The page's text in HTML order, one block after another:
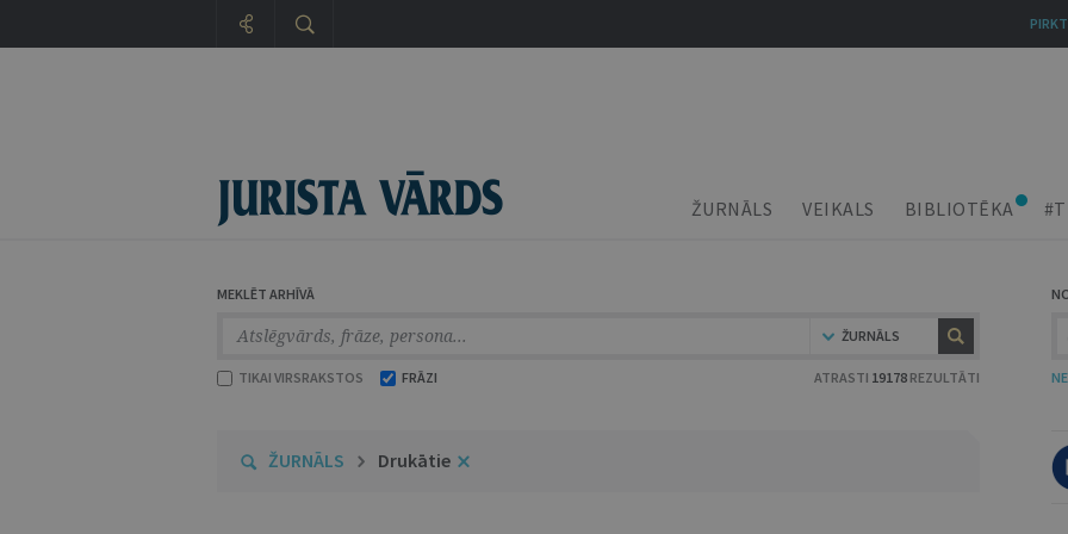
ŽURNĀLS VEIKALS BIBLIOTĒKA
MEKLĒT ARHĪVĀ
ŽURNĀLS
TIKAI VIRSRAKSTOS FRĀZI ATRASTI 19178 REZULTĀTI
ŽURNĀLS Drukātie
PIRKT